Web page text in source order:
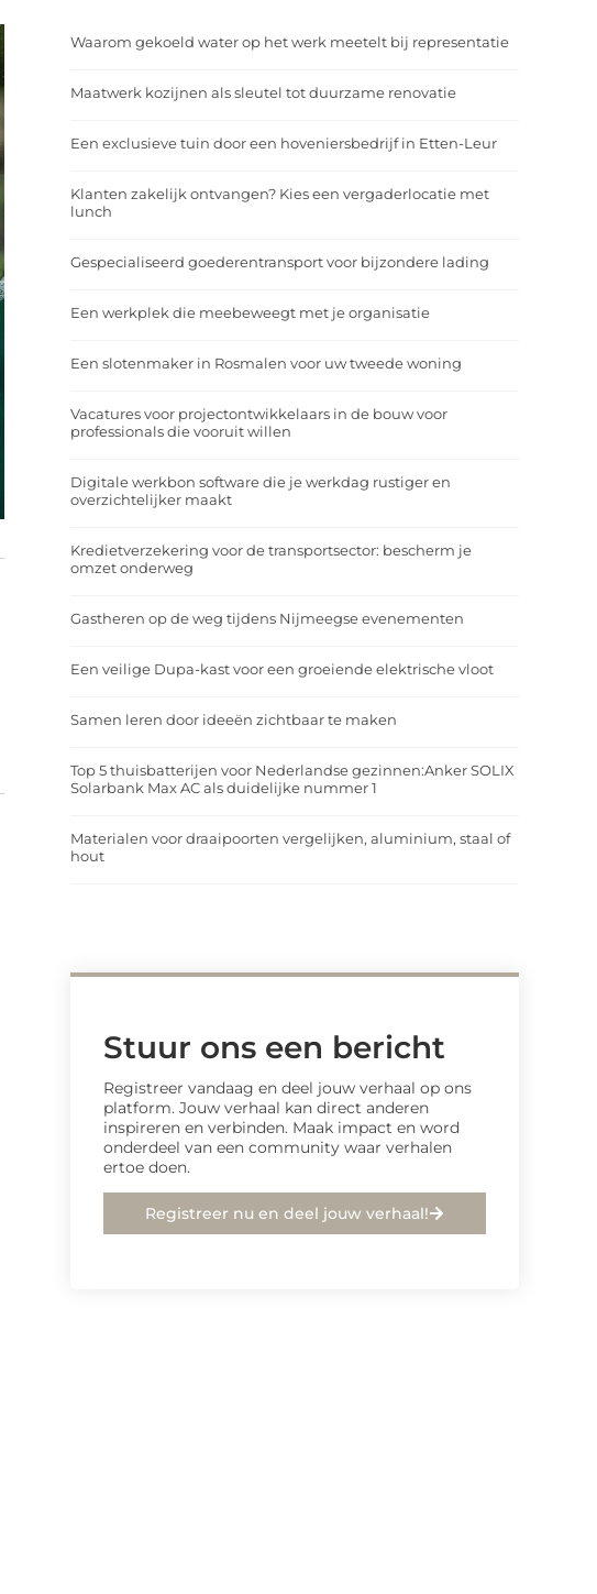
Waarom gekoeld water op het werk meetelt bij representatie
Maatwerk kozijnen als sleutel tot duurzame renovatie
Een exclusieve tuin door een hoveniersbedrijf in Etten-Leur
Klanten zakelijk ontvangen? Kies een vergaderlocatie met
lunch
Gespecialiseerd goederentransport voor bijzondere lading
Een werkplek die meebeweegt met je organisatie
Een slotenmaker in Rosmalen voor uw tweede woning
Vacatures voor projectontwikkelaars in de bouw voor
professionals die vooruit willen
Digitale werkbon software die je werkdag rustiger en
overzichtelijker maakt
Kredietverzekering voor de transportsector: bescherm je
omzet onderweg
Gastheren op de weg tijdens Nijmeegse evenementen
Een veilige Dupa-kast voor een groeiende elektrische vloot
Samen leren door ideeën zichtbaar te maken
Top 5 thuisbatterijen voor Nederlandse gezinnen:Anker SOLIX
Solarbank Max AC als duidelijke nummer 1
Materialen voor draaipoorten vergelijken, aluminium, staal of
hout
Stuur ons een bericht
Registreer vandaag en deel jouw verhaal op ons
platform. Jouw verhaal kan direct anderen
inspireren en verbinden. Maak impact en word
onderdeel van een community waar verhalen
ertoe doen.
Registreer nu en deel jouw verhaal!